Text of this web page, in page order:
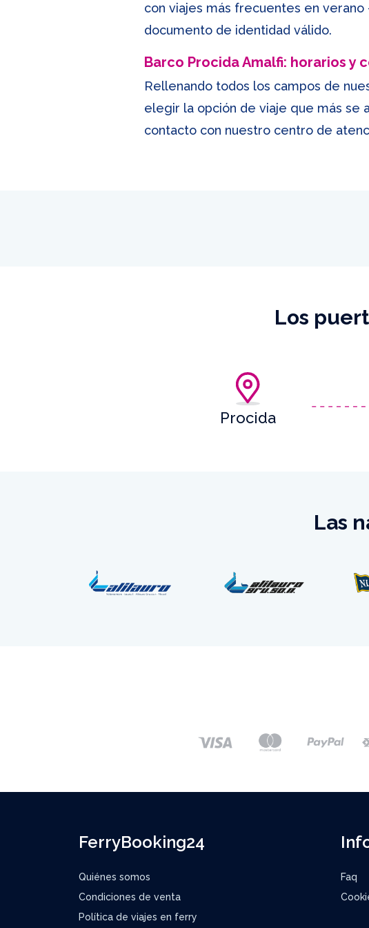
con viajes más frecuentes en
documento de identidad válido.
Barco Procida Amalfi: horarios y
Rellenando todos los campos de
elegir la opción de viaje que más se
contacto con nuestro centro de
Los
Procida
Las
FerryBooking24
Quiénes somos
Condiciones de venta
Política de viajes en ferry
Faq